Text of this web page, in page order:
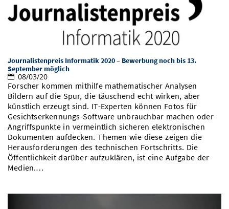
Journalistenpreis Informatik 2020 – Bewerbung noch bis 13.
September möglich
08/03/20
Forscher kommen mithilfe mathematischer Analysen
Bildern auf die Spur, die täuschend echt wirken, aber
künstlich erzeugt sind. IT-Experten können Fotos für
Gesichtserkennungs-Software unbrauchbar machen oder
Angriffspunkte in vermeintlich sicheren elektronischen
Dokumenten aufdecken. Themen wie diese zeigen die
Herausforderungen des technischen Fortschritts. Die
Öffentlichkeit darüber aufzuklären, ist eine Aufgabe der
Medien.…